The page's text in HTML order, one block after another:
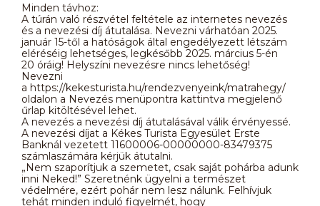
Minden távhoz:
A túrán való részvétel feltétele az internetes nevezés
és a nevezési díj átutalása. Nevezni várhatóan 2025.
január 15-től a hatóságok által engedélyezett létszám
eléréséig lehetséges, legkésőbb 2025. március 5-én
20 óráig! Helyszíni nevezésre nincs lehetőség!
Nevezni
a https://kekesturista.hu/rendezvenyeink/matrahegy/
oldalon a Nevezés menüpontra kattintva megjelenő
űrlap kitöltésével lehet.
A nevezés a nevezési díj átutalásával válik érvényessé.
A nevezési díjat a Kékes Turista Egyesület Erste
Banknál vezetett 11600006-00000000-83479375
számlaszámára kérjük átutalni.
„Nem szaporítjuk a szemetet, csak saját pohárba adunk
inni Neked!” Szeretnénk ügyelni a természet
védelmére, ezért pohár nem lesz nálunk. Felhívjuk
tehát minden induló figyelmét, hogy